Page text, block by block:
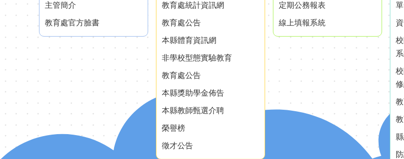
主管簡介
教育處官方臉書
教育處統計資訊網
教育處公告
本縣體育資訊網
非學校型態實驗教育
教育處公告
本縣獎助學金佈告
本縣教師甄選介聘
榮譽榜
徵才公告
定期公務報表
線上填報系統